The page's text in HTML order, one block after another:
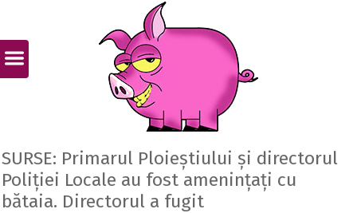
SURSE: Primarul Ploieștiului și directorul
Poliției Locale au fost amenințați cu
bătaia. Directorul a fugit